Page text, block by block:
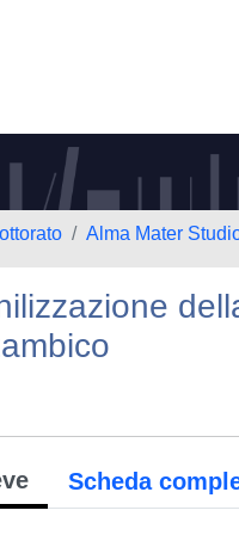
Alma Mater
Scheda